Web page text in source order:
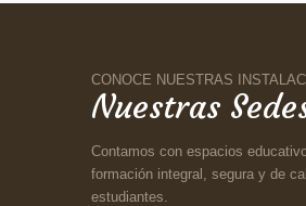
CONOCE NUESTRAS
Nuestras
Contamos con espacios
formación integral, segura y de
estudiantes.